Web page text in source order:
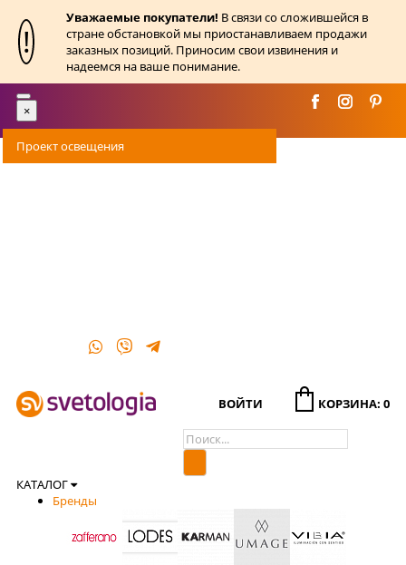
!
Уважаемые покупатели! В связи со сложившейся в
стране обстановкой мы приостанавливаем продажи
заказных позиций. Приносим свои извинения и
надеемся на ваше понимание.
Toggle
navigation
×
Проект освещения
ВОЙТИ КОРЗИНА: 0
КАТАЛОГ
Бренды